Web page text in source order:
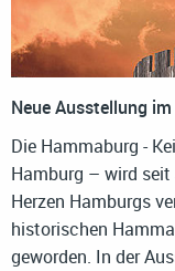
Neue Ausstellung
Die Hammaburg -
Hamburg – wird
Herzen Hamburgs
historischen
geworden. In der